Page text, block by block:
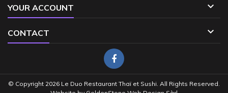
YOUR ACCOUNT 
CONTACT 
© Copyright 2026 Le Duo Restaurant Thaï et Sushi. All Rights Reserved.